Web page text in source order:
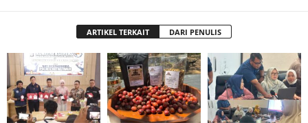
ARTIKEL TERKAIT DARI PENULIS